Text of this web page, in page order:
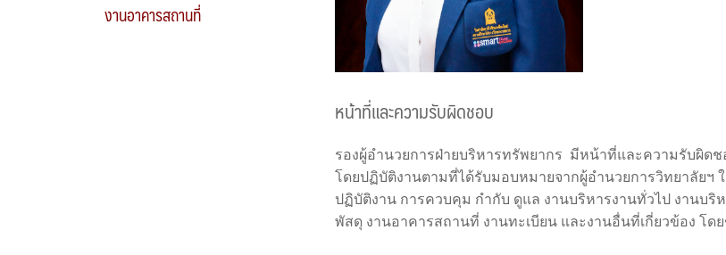
หน้าที่และความรับผิดชอบ
รองผู้อำนวยการฝ่ายบริหารทรัพยากร มีหน้าที่และความรับผิด
โดยปฏิบัติงานตามที่ได้รับมอบหมายจากผู้อำนวยการวิทยาลัยฯ
ปฏิบัติงาน การควบคุม กำกับ ดูแล งานบริหารงานทั่วไป งานบ
พัสดุ งานอาคารสถานที่ งานทะเบียน และงานอื่นที่เกี่ยวข้อง โด
งานอาคารสถานที่